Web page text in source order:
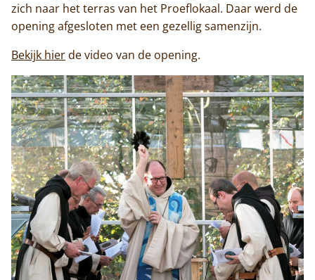
zich naar het terras van het Proeflokaal. Daar werd de
opening afgesloten met een gezellig samenzijn.
Bekijk hierde video van de opening.